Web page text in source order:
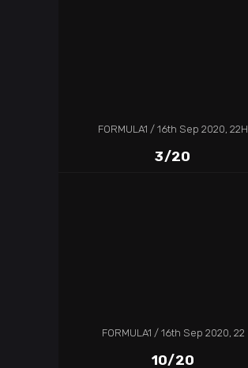
FORMULA1 16th Sep 2020, 22H
3/20
FORMULA1 16th Sep 2020, 22
10/20